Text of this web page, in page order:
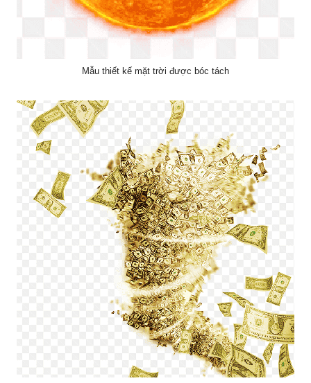
Mẫu thiết kế mặt trời được bóc tách